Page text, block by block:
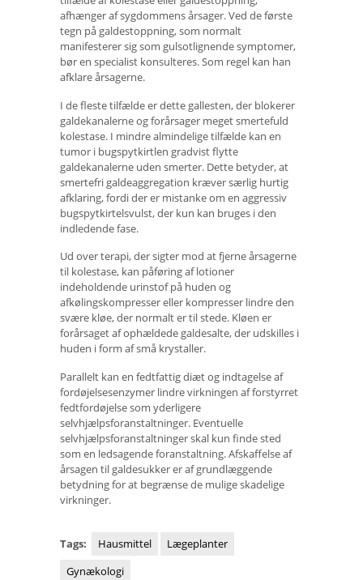
afhænger af sygdommens årsager. Ved de første
tegn på galdestoppning, som normalt
manifesterer sig som gulsotlignende symptomer,
bør en specialist konsulteres. Som regel kan han
afklare årsagerne.
I de fleste tilfælde er dette gallesten, der blokerer
galdekanalerne og forårsager meget smertefuld
kolestase. I mindre almindelige tilfælde kan en
tumor i bugspytkirtlen gradvist flytte
galdekanalerne uden smerter. Dette betyder, at
smertefri galdeaggregation kræver særlig hurtig
afklaring, fordi der er mistanke om en aggressiv
bugspytkirtelsvulst, der kun kan bruges i den
indledende fase.
Ud over terapi, der sigter mod at fjerne årsagerne
til kolestase, kan påføring af lotioner
indeholdende urinstof på huden og
afkølingskompresser eller kompresser lindre den
svære kløe, der normalt er til stede. Kløen er
forårsaget af ophældede galdesalte, der udskilles i
huden i form af små krystaller.
Parallelt kan en fedtfattig diæt og indtagelse af
fordøjelsesenzymer lindre virkningen af ​​forstyrret
fedtfordøjelse som yderligere
selvhjælpsforanstaltninger. Eventuelle
selvhjælpsforanstaltninger skal kun finde sted
som en ledsagende foranstaltning. Afskaffelse af
årsagen til galdesukker er af grundlæggende
betydning for at begrænse de mulige skadelige
virkninger.
Tags: Hausmittel
Lægeplanter
Gynækologi